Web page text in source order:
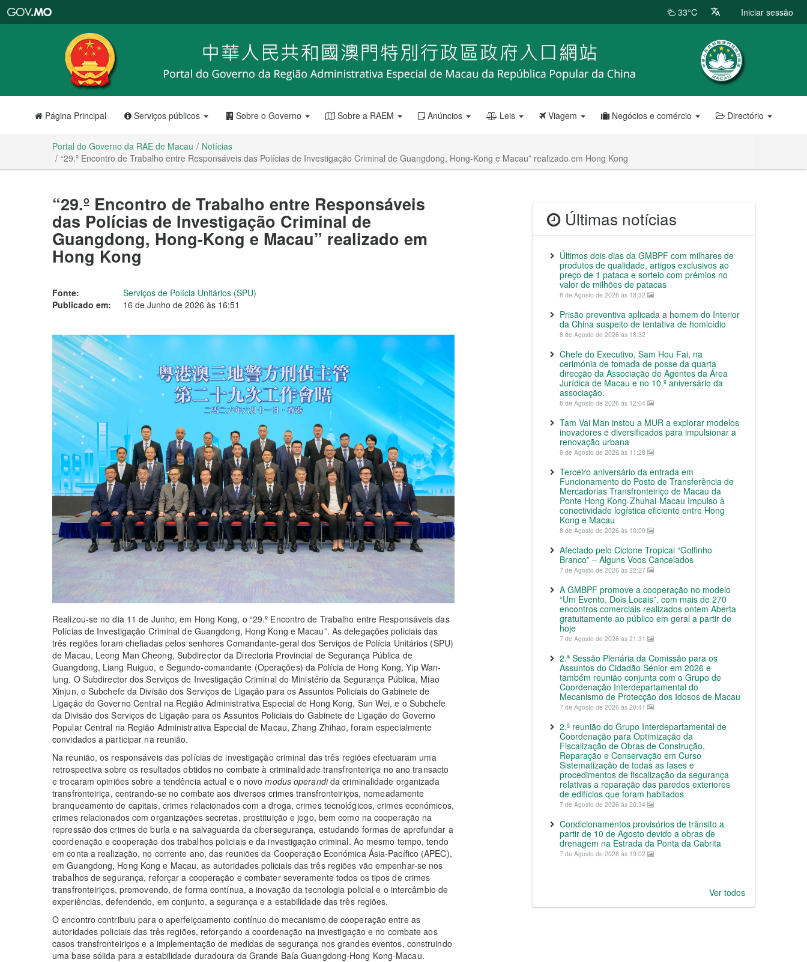
RAE
de
Macau
33°C Iniciar sessão
Página Principal Serviços públicos Sobre o Governo Sobre a RAEM Anúncios Leis Viagem Negócios e comércio Directório
Portal do Governo da RAE de Macau
Notícias
“29.º Encontro de Trabalho entre Responsáveis das Polícias de Investigação Criminal de Guangdong, Hong-Kong e Macau” realizado em Hong Kong
“29.º Encontro de Trabalho entre Responsáveis
das Polícias de Investigação Criminal de
Guangdong, Hong-Kong e Macau” realizado em
Hong Kong
Fonte:
Serviços de Polícia Unitários (SPU)
Publicado em:
16 de Junho de 2026 às 16:51
Realizou-se no dia 11 de Junho, em Hong Kong, o “29.º Encontro de Trabalho entre Responsáveis das
Polícias de Investigação Criminal de Guangdong, Hong Kong e Macau”. As delegações policiais das
três regiões foram chefiadas pelos senhores Comandante-geral dos Serviços de Polícia Unitários (SPU)
de Macau, Leong Man Cheong, Subdirector da Directoria Provincial de Segurança Pública de
Guangdong, Liang Ruiguo, e Segundo-comandante (Operações) da Polícia de Hong Kong, Yip Wan-
lung. O Subdirector dos Serviços de Investigação Criminal do Ministério da Segurança Pública, Miao
Xinjun, o Subchefe da Divisão dos Serviços de Ligação para os Assuntos Policiais do Gabinete de
Ligação do Governo Central na Região Administrativa Especial de Hong Kong, Sun Wei, e o Subchefe
da Divisão dos Serviços de Ligação para os Assuntos Policiais do Gabinete de Ligação do Governo
Popular Central na Região Administrativa Especial de Macau, Zhang Zhihao, foram especialmente
convidados a participar na reunião.
Na reunião, os responsáveis das polícias de investigação criminal das três regiões efectuaram uma
retrospectiva sobre os resultados obtidos no combate à criminalidade transfronteiriça no ano transacto
e trocaram opiniões sobre a tendência actual e o novomodus operandida criminalidade organizada
transfronteiriça, centrando-se no combate aos diversos crimes transfronteiriços, nomeadamente
branqueamento de capitais, crimes relacionados com a droga, crimes tecnológicos, crimes económicos,
crimes relacionados com organizações secretas, prostituição e jogo, bem como na cooperação na
repressão dos crimes de burla e na salvaguarda da cibersegurança, estudando formas de aprofundar a
coordenação e cooperação dos trabalhos policiais e da investigação criminal. Ao mesmo tempo, tendo
em conta a realização, no corrente ano, das reuniões da Cooperação Económica Ásia-Pacífico (APEC),
em Guangdong, Hong Kong e Macau, as autoridades policiais das três regiões vão empenhar-se nos
trabalhos de segurança, reforçar a cooperação e combater severamente todos os tipos de crimes
transfronteiriços, promovendo, de forma contínua, a inovação da tecnologia policial e o intercâmbio de
experiências, defendendo, em conjunto, a segurança e a estabilidade das três regiões.
O encontro contribuiu para o aperfeiçoamento contínuo do mecanismo de cooperação entre as
autoridades policiais das três regiões, reforçando a coordenação na investigação e no combate aos
casos transfronteiriços e a implementação de medidas de segurança nos grandes eventos, construindo
uma base sólida para a estabilidade duradoura da Grande Baía Guangdong-Hong Kong-Macau.
Últimas notícias
Últimos dois dias da GMBPF com milhares de
produtos de qualidade, artigos exclusivos ao
preço de 1 pataca e sorteio com prémios no
valor de milhões de patacas
8 de Agosto de 2026 às 18:32
Prisão preventiva aplicada a homem do Interior
da China suspeito de tentativa de homicídio
8 de Agosto de 2026 às 18:32
Chefe do Executivo, Sam Hou Fai, na
cerimónia de tomada de posse da quarta
direcção da Associação de Agentes da Área
Jurídica de Macau e no 10.º aniversário da
associação.
8 de Agosto de 2026 às 12:04
Tam Vai Man instou a MUR a explorar modelos
inovadores e diversificados para impulsionar a
renovação urbana
8 de Agosto de 2026 às 11:28
Terceiro aniversário da entrada em
Funcionamento do Posto de Transferência de
Mercadorias Transfronteiriço de Macau da
Ponte Hong Kong-Zhuhai-Macau Impulso à
conectividade logística eficiente entre Hong
Kong e Macau
8 de Agosto de 2026 às 10:00
Afectado pelo Ciclone Tropical “Golfinho
Branco” – Alguns Voos Cancelados
7 de Agosto de 2026 às 22:27
A GMBPF promove a cooperação no modelo
“Um Evento, Dois Locais”, com mais de 270
encontros comerciais realizados ontem Aberta
gratuitamente ao público em geral a partir de
hoje
7 de Agosto de 2026 às 21:31
2.ª Sessão Plenária da Comissão para os
Assuntos do Cidadão Sénior em 2026 e
também reunião conjunta com o Grupo de
Coordenação Interdepartamental do
Mecanismo de Protecção dos Idosos de Macau
7 de Agosto de 2026 às 20:41
2.ª reunião do Grupo Interdepartamental de
Coordenação para Optimização da
Fiscalização de Obras de Construção,
Reparação e Conservação em Curso
Sistematização de todas as fases e
procedimentos de fiscalização da segurança
relativas a reparação das paredes exteriores
de edifícios que foram habitados
7 de Agosto de 2026 às 20:34
Condicionamentos provisórios de trânsito a
partir de 10 de Agosto devido a obras de
drenagem na Estrada da Ponta da Cabrita
7 de Agosto de 2026 às 19:02
Ver todos